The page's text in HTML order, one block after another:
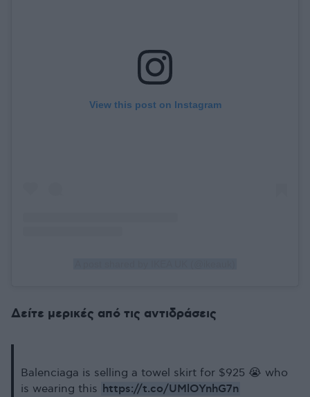
View this post on Instagram
Δείτε μερικές από τις αντιδράσεις
Balenciaga is selling a towel skirt for $925 😭 who
is wearing this https://t.co/UMlOYnhG7n